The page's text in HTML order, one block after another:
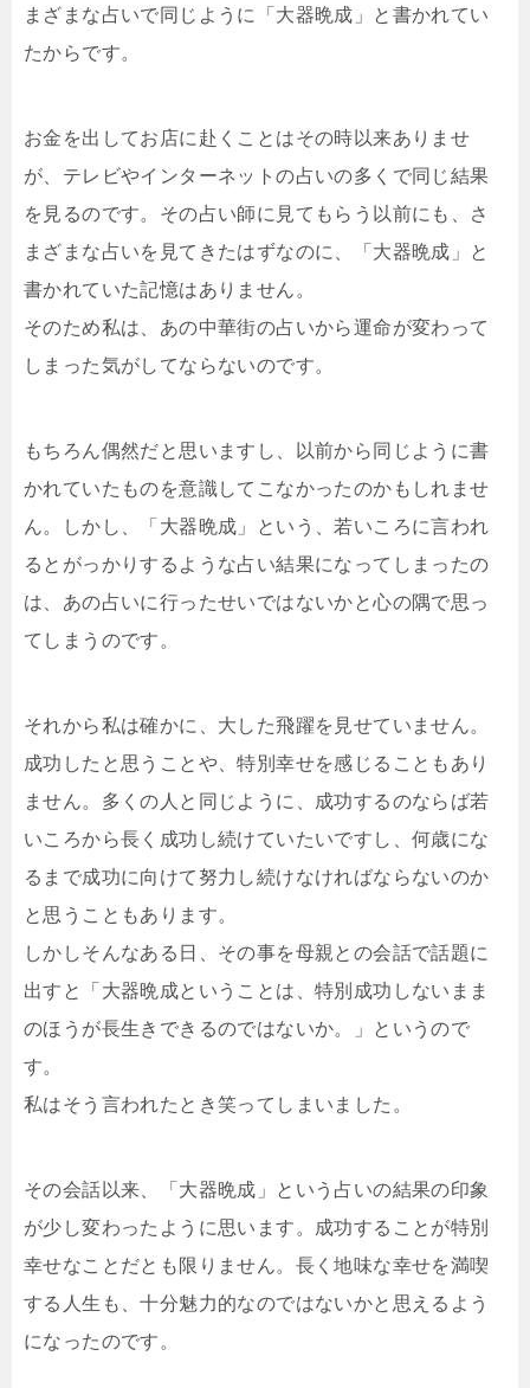
まざまな占いで同じように「大器晩成」と書かれてい
たからです。
お金を出してお店に赴くことはその時以来ありませ
が、テレビやインターネットの占いの多くで同じ結果
を見るのです。その占い師に見てもらう以前にも、さ
まざまな占いを見てきたはずなのに、「大器晩成」と
書かれていた記憶はありません。
そのため私は、あの中華街の占いから運命が変わって
しまった気がしてならないのです。
もちろん偶然だと思いますし、以前から同じように書
かれていたものを意識してこなかったのかもしれませ
ん。しかし、「大器晩成」という、若いころに言われ
るとがっかりするような占い結果になってしまったの
は、あの占いに行ったせいではないかと心の隅で思っ
てしまうのです。
それから私は確かに、大した飛躍を見せていません。
成功したと思うことや、特別幸せを感じることもあり
ません。多くの人と同じように、成功するのならば若
いころから長く成功し続けていたいですし、何歳にな
るまで成功に向けて努力し続けなければならないのか
と思うこともあります。
しかしそんなある日、その事を母親との会話で話題に
出すと「大器晩成ということは、特別成功しないまま
のほうが長生きできるのではないか。」というので
す。
私はそう言われたとき笑ってしまいました。
その会話以来、「大器晩成」という占いの結果の印象
が少し変わったように思います。成功することが特別
幸せなことだとも限りません。長く地味な幸せを満喫
する人生も、十分魅力的なのではないかと思えるよう
になったのです。